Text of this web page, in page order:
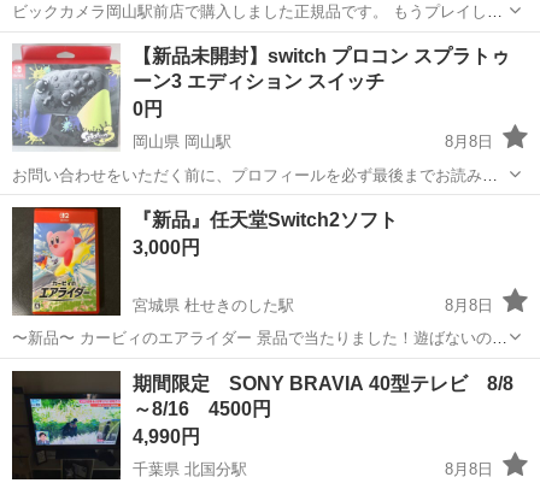
ビックカメラ岡山駅前店で購入しました正規品です。 もうプレイしな
いので欲しい方に譲ります。
岡山 岡山市 岡山駅 テレビゲーム
【新品未開封】switch プロコン スプラトゥ
ーン3 エディション スイッチ
0円
岡山県 岡山駅
8月8日
お問い合わせをいただく前に、プロフィールを必ず最後までお読みく
ださいますようお願い申し上げます。プロフィールを未読の方は、ご
返信いたしかねます。 購入してから押し入れで保管していました。 一
度も開封、使用していません。 ...
岡山 岡山市 岡山駅 テレビゲーム switch
『新品』任天堂Switch2ソフト
3,000円
宮城県 杜せきのした駅
8月8日
〜新品〜 カービィのエアライダー 景品で当たりました！遊ばないので
お譲りします 定価: パッケージ版8,980円（税込） ※他のサイトにも掲
載してるので決まり次第終了
宮城 名取市 杜せきのした駅 テレビゲーム
期間限定 SONY BRAVIA 40型テレビ 8/8
～8/16 4500円
4,990円
千葉県 北国分駅
8月8日